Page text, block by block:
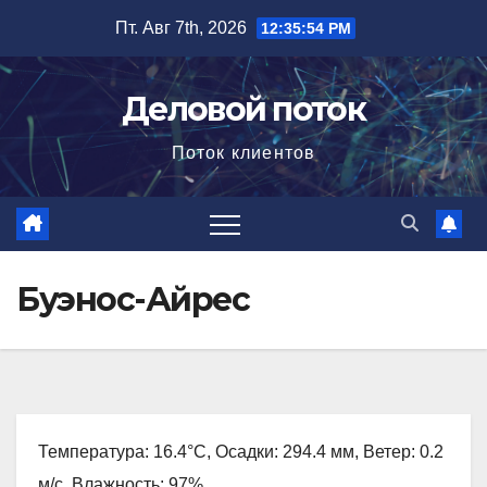
содержимому
Пт. Авг 7th, 2026 12:35:55 PM
Деловой поток
Поток клиентов
Буэнос-Айрес
Температура: 16.4°C, Осадки: 294.4 мм, Ветер: 0.2